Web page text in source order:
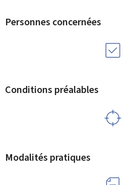
Personnes concernées
Conditions préalables
Modalités pratiques